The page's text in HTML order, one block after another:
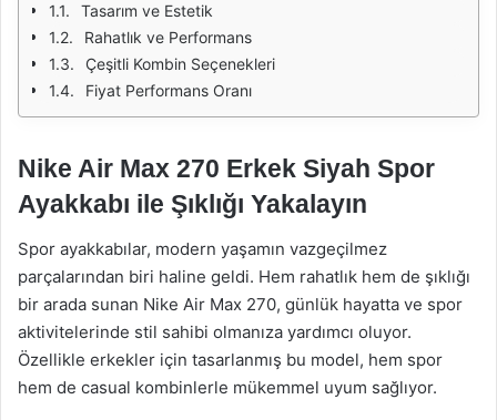
Tasarım ve Estetik
Rahatlık ve Performans
Çeşitli Kombin Seçenekleri
Fiyat Performans Oranı
Nike Air Max 270 Erkek Siyah Spor
Ayakkabı ile Şıklığı Yakalayın
Spor ayakkabılar, modern yaşamın vazgeçilmez
parçalarından biri haline geldi. Hem rahatlık hem de şıklığı
bir arada sunan Nike Air Max 270, günlük hayatta ve spor
aktivitelerinde stil sahibi olmanıza yardımcı oluyor.
Özellikle erkekler için tasarlanmış bu model, hem spor
hem de casual kombinlerle mükemmel uyum sağlıyor.